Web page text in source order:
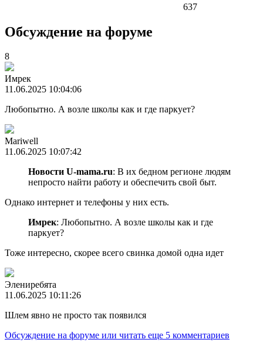
637
Обсуждение на форуме
8
Имрек
11.06.2025 10:04:06
Любопытно. А возле школы как и где паркует?
Mariwell
11.06.2025 10:07:42
Новости U-mama.ru: В их бедном регионе людям
непросто найти работу и обеспечить свой быт.
Однако интернет и телефоны у них есть.
Имрек: Любопытно. А возле школы как и где
паркует?
Тоже интересно, скорее всего свинка домой одна идет
Элениребята
11.06.2025 10:11:26
Шлем явно не просто так появился
Обсуждение на форуме или читать еще 5 комментариев